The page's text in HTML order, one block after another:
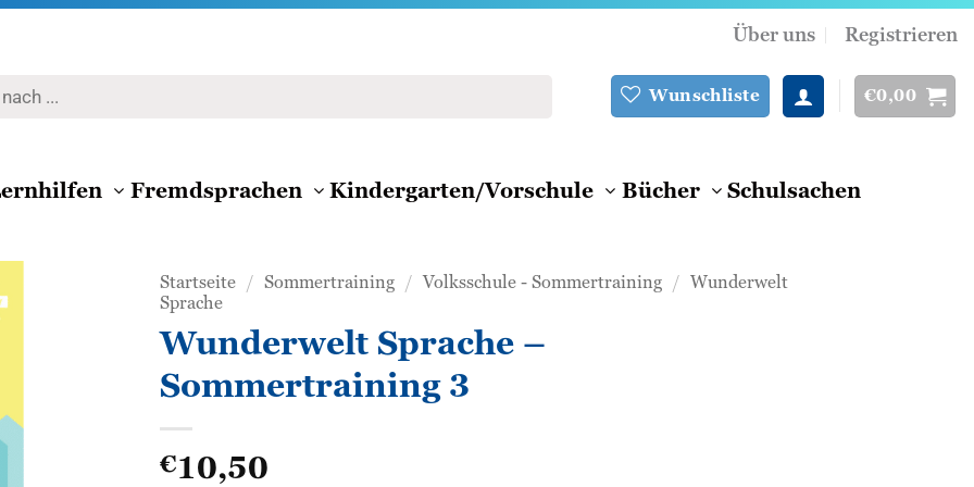
Über uns
Registrieren
Wunschliste €0,00
Fremdsprachen Kindergarten/Vorschule Bücher Schulsachen
Startseite / Sommertraining / Volksschule - Sommertraining / Wunderwelt
Sprache
Wunderwelt Sprache –
Sommertraining 3
€10,50